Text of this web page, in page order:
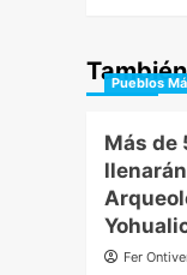
Pueblos
Más de
Fer